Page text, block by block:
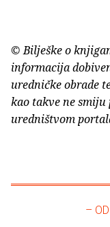
© Bilješke o
informacija
uredničke obrade
kao takve ne smiju
uredništvom
–